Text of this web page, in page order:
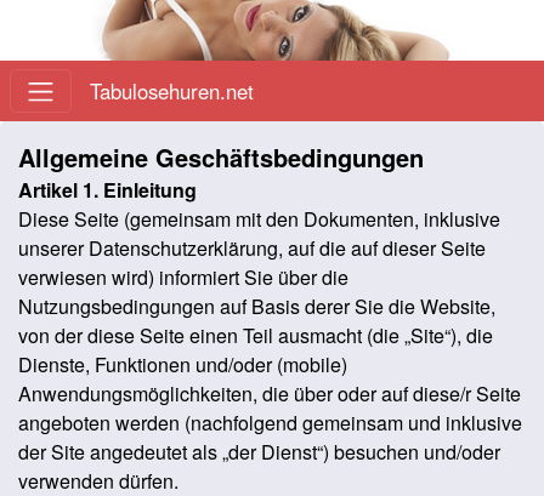
Tabulosehuren.net
Allgemeine Geschäftsbedingungen
Artikel 1. Einleitung
Diese Seite (gemeinsam mit den Dokumenten, inklusive
unserer Datenschutzerklärung, auf die auf dieser Seite
verwiesen wird) informiert Sie über die
Nutzungsbedingungen auf Basis derer Sie die Website,
von der diese Seite einen Teil ausmacht (die „Site“), die
Dienste, Funktionen und/oder (mobile)
Anwendungsmöglichkeiten, die über oder auf diese/r Seite
angeboten werden (nachfolgend gemeinsam und inklusive
der Site angedeutet als „der Dienst“) besuchen und/oder
verwenden dürfen.